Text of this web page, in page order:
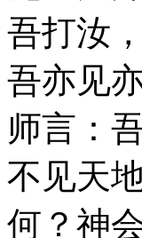
吾打汝
吾亦见
师言：
不见天
何？神